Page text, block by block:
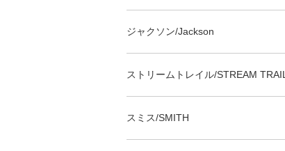
ジャクソン/Jackson
ストリームトレイル/STREAM TRAIL
スミス/SMITH